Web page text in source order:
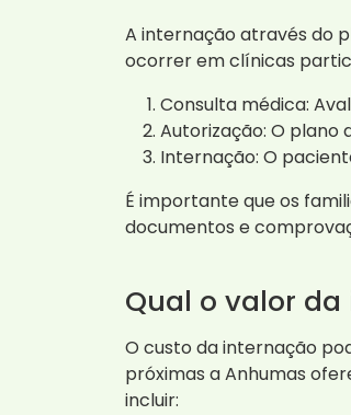
A internação através do
ocorrer em clínicas
Consulta médica:
Autorização: O plano
Internação: O
É importante que os
documentos e
Qual o valor
O custo da internação
próximas a Anhumas
incluir: